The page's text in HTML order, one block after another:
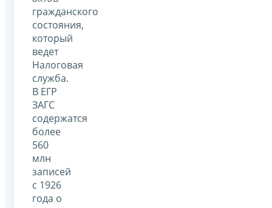
гражданского
состояния,
который
ведет
Налоговая
служба.
В ЕГР
ЗАГС
содержатся
более
560
млн
записей
с 1926
года о